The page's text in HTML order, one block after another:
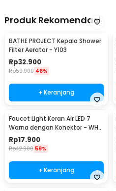
Produk Rekomendasi
BATHE PROJECT Kepala Shower
Filter Aerator - Y103
Rp32.900
Rp59.900 46%
+ Keranjang
Faucet Light Keran Air LED 7
Warna dengan Konektor - WH-
F03
Rp17.900
Rp42.900 59%
+ Keranjang